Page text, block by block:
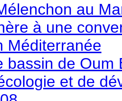
au
à une
Méditerranée
bassin de Oum
et de